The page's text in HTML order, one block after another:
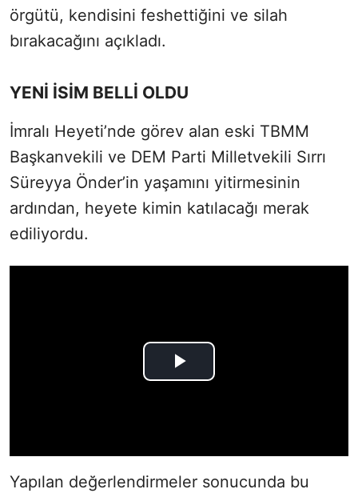
örgütü, kendisini feshettiğini ve silah
bırakacağını açıkladı.
YENİ İSİM BELLİ OLDU
İmralı Heyeti’nde görev alan eski TBMM
Başkanvekili ve DEM Parti Milletvekili Sırrı
Süreyya Önder’in yaşamını yitirmesinin
ardından, heyete kimin katılacağı merak
ediliyordu.
Yapılan değerlendirmeler sonucunda bu